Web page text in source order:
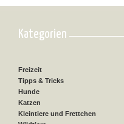
Kategorien
Freizeit
Tipps & Tricks
Hunde
Katzen
Kleintiere und Frettchen